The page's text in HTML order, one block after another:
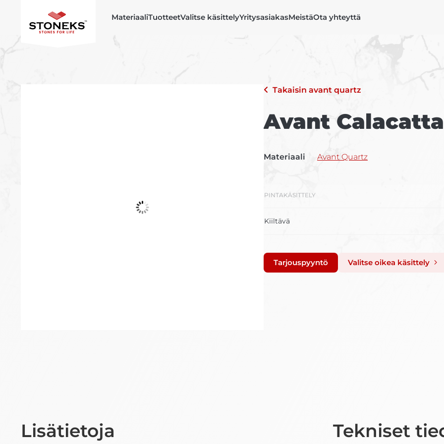
MateriaaliTuotteetValitse käsittelyYritysasiakasMeistäOta yhteyttä
Takaisin avant quartz
Avant
Materiaali Avant Quartz
PINTAKÄSITTELY
Kiiltävä
Tarjouspyyntö Valitse oikea käsittely
Lisätietoja Tekniset